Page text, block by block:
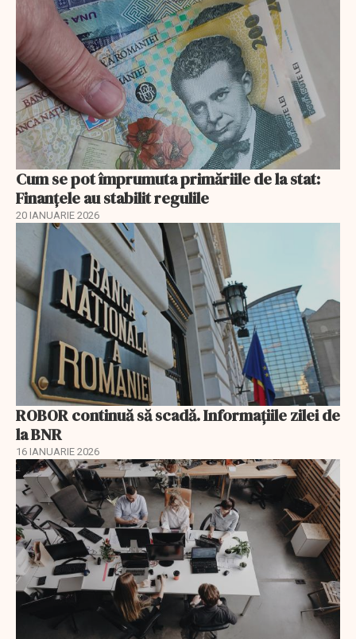
Cum se pot împrumuta primăriile de la stat:
Finanțele au stabilit regulile
20 IANUARIE 2026
ROBOR continuă să scadă. Informaţiile zilei de
la BNR
16 IANUARIE 2026